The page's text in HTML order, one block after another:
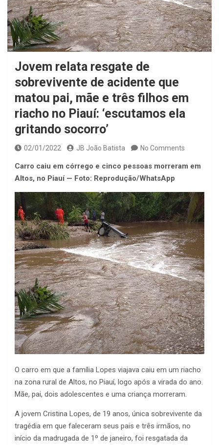
Jovem relata resgate de
sobrevivente de acidente que
matou pai, mãe e três filhos em
riacho no Piauí: ‘escutamos ela
gritando socorro’
02/01/2022 JB João Batista No Comments
Carro caiu em córrego e cinco pessoas morreram em
Altos, no Piauí — Foto: Reprodução/WhatsApp
O carro em que a família Lopes viajava caiu em um riacho
na zona rural de Altos, no Piauí, logo após a virada do ano.
Mãe, pai, dois adolescentes e uma criança morreram.
A jovem Cristina Lopes, de 19 anos, única sobrevivente da
tragédia em que faleceram seus pais e três irmãos, no
início da madrugada de 1º de janeiro, foi resgatada da